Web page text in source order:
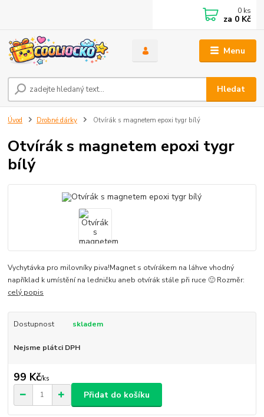
Menu
Hledat
0 ks
za 0 Kč
Úvod Drobné dárky Otvírák s magnetem epoxi tygr bílý
Otvírák s magnetem epoxi tygr
bílý
Vychytávka pro milovníky piva!Magnet s otvírákem na láhve vhodný
například k umístění na ledničku aneb otvírák stále při ruce 🙂 Rozměr:
celý popis
Dostupnost skladem
Nejsme plátci DPH
99 Kč/ks
Přidat do košíku